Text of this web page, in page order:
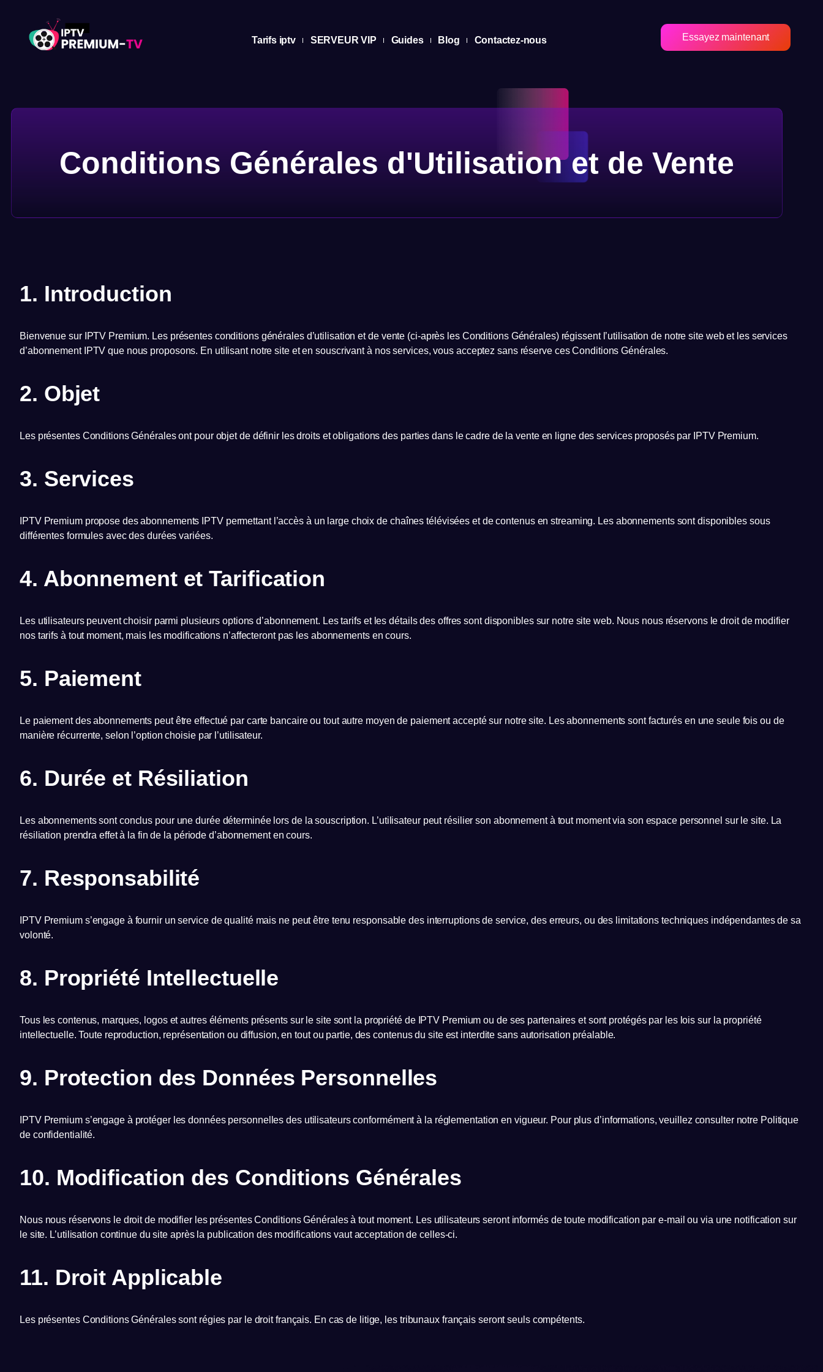
Tarifs iptv SERVEUR VIP Guides Blog Contactez-nous Essayez maintenant
Conditions Générales d'Utilisation et de Vente
1. Introduction
Bienvenue sur IPTV Premium. Les présentes conditions générales d’utilisation et de vente (ci-après les Conditions Générales) régissent l’utilisation de notre site web et les services
d’abonnement IPTV que nous proposons. En utilisant notre site et en souscrivant à nos services, vous acceptez sans réserve ces Conditions Générales.
2. Objet
Les présentes Conditions Générales ont pour objet de définir les droits et obligations des parties dans le cadre de la vente en ligne des services proposés par IPTV Premium.
3. Services
IPTV Premium propose des abonnements IPTV permettant l’accès à un large choix de chaînes télévisées et de contenus en streaming. Les abonnements sont disponibles sous
différentes formules avec des durées variées.
4. Abonnement et Tarification
Les utilisateurs peuvent choisir parmi plusieurs options d’abonnement. Les tarifs et les détails des offres sont disponibles sur notre site web. Nous nous réservons le droit de modifier
nos tarifs à tout moment, mais les modifications n’affecteront pas les abonnements en cours.
5. Paiement
Le paiement des abonnements peut être effectué par carte bancaire ou tout autre moyen de paiement accepté sur notre site. Les abonnements sont facturés en une seule fois ou de
manière récurrente, selon l’option choisie par l’utilisateur.
6. Durée et Résiliation
Les abonnements sont conclus pour une durée déterminée lors de la souscription. L’utilisateur peut résilier son abonnement à tout moment via son espace personnel sur le site. La
résiliation prendra effet à la fin de la période d’abonnement en cours.
7. Responsabilité
IPTV Premium s’engage à fournir un service de qualité mais ne peut être tenu responsable des interruptions de service, des erreurs, ou des limitations techniques indépendantes de sa
volonté.
8. Propriété Intellectuelle
Tous les contenus, marques, logos et autres éléments présents sur le site sont la propriété de IPTV Premium ou de ses partenaires et sont protégés par les lois sur la propriété
intellectuelle. Toute reproduction, représentation ou diffusion, en tout ou partie, des contenus du site est interdite sans autorisation préalable.
9. Protection des Données Personnelles
IPTV Premium s’engage à protéger les données personnelles des utilisateurs conformément à la réglementation en vigueur. Pour plus d’informations, veuillez consulter notre Politique
de confidentialité.
10. Modification des Conditions Générales
Nous nous réservons le droit de modifier les présentes Conditions Générales à tout moment. Les utilisateurs seront informés de toute modification par e-mail ou via une notification sur
le site. L’utilisation continue du site après la publication des modifications vaut acceptation de celles-ci.
11. Droit Applicable
Les présentes Conditions Générales sont régies par le droit français. En cas de litige, les tribunaux français seront seuls compétents.